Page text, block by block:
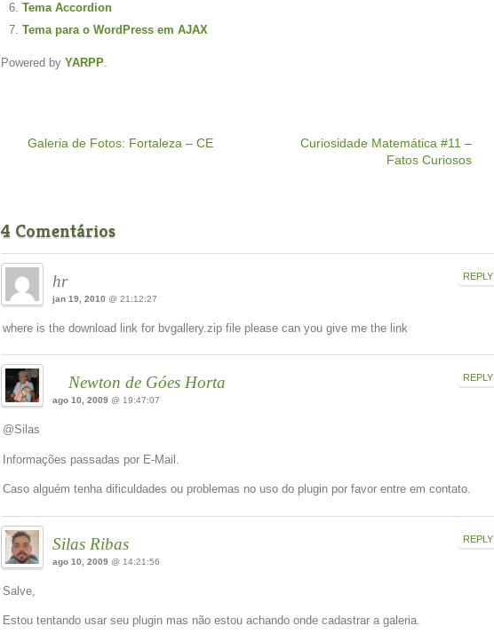
Tema Accordion
Tema para o WordPress em AJAX
Powered by YARPP.
Galeria de Fotos: Fortaleza – CE
Curiosidade Matemática #11 –
Fatos Curiosos
4 Comentários
hr
jan 19, 2010 @ 21:12:27
where is the download link for bvgallery.zip file please can you give me the link
REPLY
Newton de Góes Horta
ago 10, 2009 @ 19:47:07
@Silas
Informações passadas por E-Mail.
Caso alguém tenha dificuldades ou problemas no uso do plugin por favor entre em contato.
REPLY
Silas Ribas
ago 10, 2009 @ 14:21:56
Salve,
Estou tentando usar seu plugin mas não estou achando onde cadastrar a galeria.
REPLY